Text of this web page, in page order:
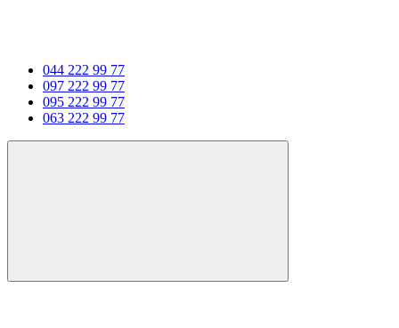
044 222 99 77
097 222 99 77
095 222 99 77
063 222 99 77